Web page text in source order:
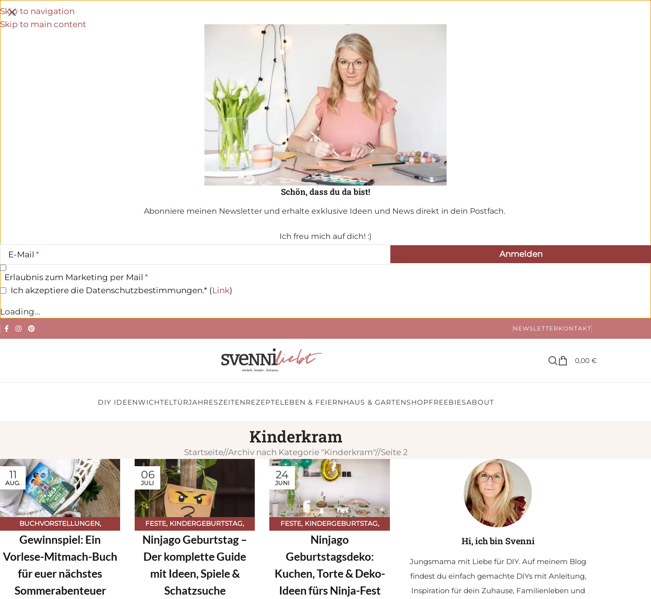
Schön, dass du da bist!
Abonniere meinen Newsletter und erhalte exklusive Ideen und News direkt in dein Postfach.
Ich freu mich auf dich! :)
E-Mail
Erlaubnis zum Marketing per Mail
Ich akzeptiere die Datenschutzbestimmungen.* (Link)
Loading...
Skip to navigation
Skip to main content
NEWSLETTER KONTAKT
0,00 €
DIY IDEENWICHTELTÜRJAHRESZEITENREZEPTELEBEN & FEIERNHAUS & GARTENSHOPFREEBIESABOUT
Kinderkram
Startseite/ Archiv nach Kategorie "Kinderkram"/ Seite 2
11
AUG.
BUCHVORSTELLUNGEN,
KINDERKRAM,SOMMER
Gewinnspiel: Ein
Vorlese-Mitmach-Buch
für euer nächstes
Sommerabenteuer
06
JULI
FESTE, KINDERGEBURTSTAG,
KINDERKRAM
Ninjago Geburtstag –
Der komplette Guide
mit Ideen, Spiele &
Schatzsuche
24
JUNI
FESTE, KINDERGEBURTSTAG,
KINDERGEBURTSTAG & MOTTO-
Ninjago
Geburtstagsdeko:
Kuchen, Torte & Deko-
Ideen fürs Ninja-Fest
Hi, ich bin Svenni
Jungsmama mit Liebe für DIY. Auf meinem Blog
findest du einfach gemachte DIYs mit Anleitung,
Inspiration für dein Zuhause, Familienleben und